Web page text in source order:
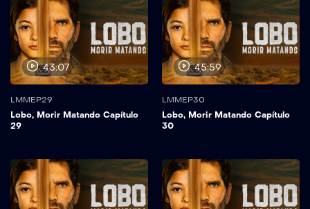
43:07
LMMEP29
Lobo, Morir Matando Capítulo
29
45:59
LMMEP30
Lobo, Morir Matando Capítulo
30